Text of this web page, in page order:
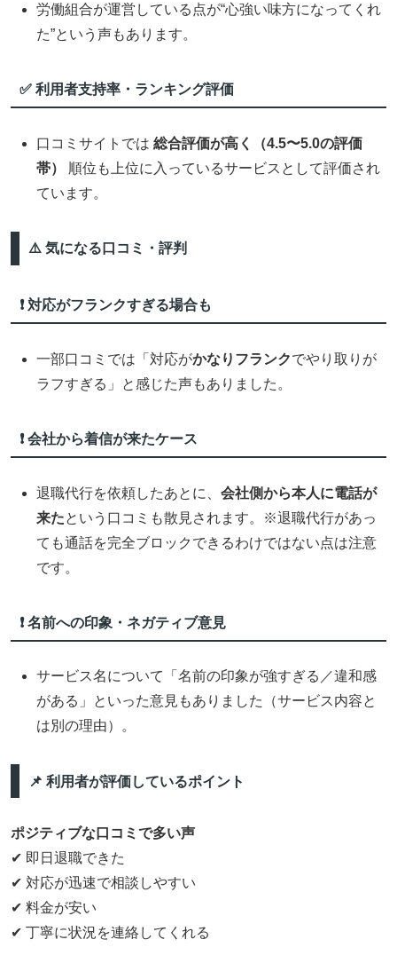
労働組合が運営している点が“心強い味方になってくれ
た”という声もあります。
✅ 利用者支持率・ランキング評価
口コミサイトでは総合評価が高く（4.5〜5.0の評価
帯）
順位も上位に入っているサービスとして評価され
ています。
⚠️ 気になる口コミ・評判
❗ 対応がフランクすぎる場合も
一部口コミでは「対応がかなりフランクでやり取りが
ラフすぎる」と感じた声もありました。
❗ 会社から着信が来たケース
退職代行を依頼したあとに、会社側から本人に電話が
来たという口コミも散見されます。※退職代行があっ
ても通話を完全ブロックできるわけではない点は注意
です。
❗ 名前への印象・ネガティブ意見
サービス名について「名前の印象が強すぎる／違和感
がある」といった意見もありました（サービス内容と
は別の理由）。
📌 利用者が評価しているポイント
ポジティブな口コミで多い声
✔ 即日退職できた
✔ 対応が迅速で相談しやすい
✔ 料金が安い
✔ 丁寧に状況を連絡してくれる